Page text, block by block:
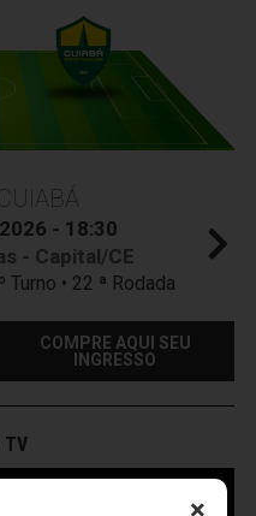
- 18:30
- Capital/CE
Turno • 22 ª Rodada
COMPRE AQUI SEU
INGRESSO
TV